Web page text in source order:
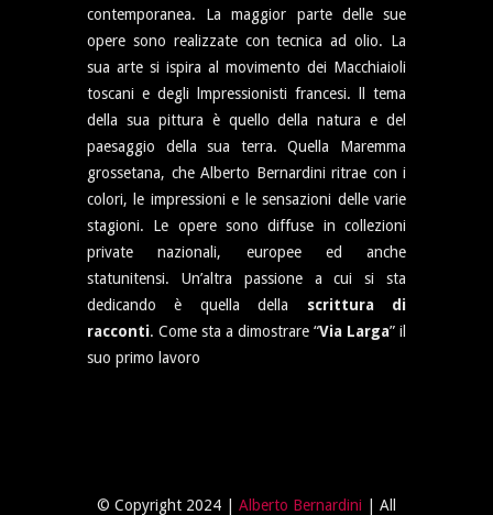
contemporanea. La maggior parte delle sue
opere sono realizzate con tecnica ad olio. La
sua arte si ispira al movimento dei Macchiaioli
toscani e degli lmpressionisti francesi. ll tema
della sua pittura è quello della natura e del
paesaggio della sua terra. Quella Maremma
grossetana, che Alberto Bernardini ritrae con i
colori, le impressioni e le sensazioni delle varie
stagioni. Le opere sono diffuse in collezioni
private nazionali, europee ed anche
statunitensi. Un’altra passione a cui si sta
dedicando è quella della scrittura di
racconti. Come sta a dimostrare “Via Larga” il
suo primo lavoro
© Copyright 2024 | Alberto Bernardini | All